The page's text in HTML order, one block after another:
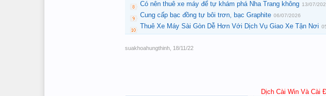
Có nên thuê xe máy để tự khám phá Nha Trang không 13/07/
Cung cấp bạc đồng tự bôi trơn, bạc Graphite 06/07/2026
Thuê Xe Máy Sài Gòn Dễ Hơn Với Dịch Vụ Giao Xe Tận Nơi
suakhoahungthinh 18/11/22
Dịch Cài Win Và Cài